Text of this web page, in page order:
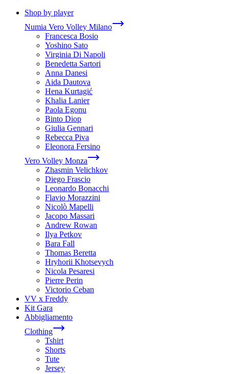
Shop by player
Numia Vero Volley Milano
Francesca Bosio
Yoshino Sato
Virginia Di Napoli
Benedetta Sartori
Anna Danesi
Aida Dautova
Hena Kurtagić
Khalia Lanier
Paola Egonu
Binto Diop
Giulia Gennari
Rebecca Piva
Eleonora Fersino
Vero Volley Monza
Zhasmin Velichkov
Diego Frascio
Leonardo Bonacchi
Flavio Morazzini
Nicolò Mapelli
Jacopo Massari
Andrew Rowan
Ilya Petkov
Bara Fall
Thomas Beretta
Hryhorii Khotsevych
Nicola Pesaresi
Pierre Perin
Victorio Ceban
VV x Freddy
Kit Gara
Abbigliamento
Clothing
Tshirt
Shorts
Tute
Jersey